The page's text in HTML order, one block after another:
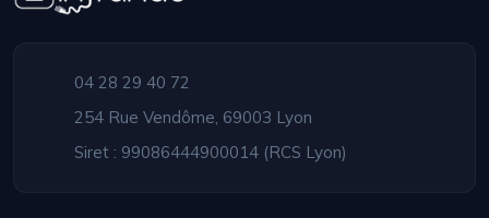
04 28 29 40 72
254 Rue Vendôme, 69003 Lyon
Siret : 99086444900014 (RCS Lyon)